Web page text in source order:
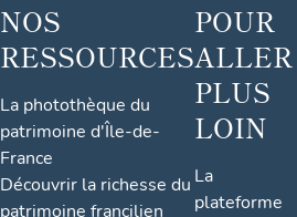
NOS
RESSOURCES
La photothèque du
patrimoine d'Île-de-
France
Découvrir la richesse du
patrimoine francilien
POUR
ALLER
PLUS
LOIN
La
plateforme